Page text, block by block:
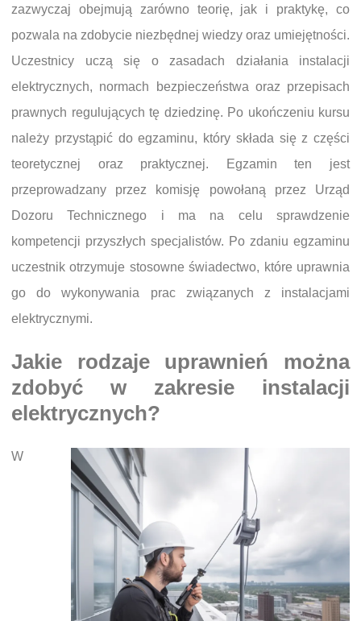
zazwyczaj obejmują zarówno teorię, jak i praktykę, co
pozwala na zdobycie niezbędnej wiedzy oraz umiejętności.
Uczestnicy uczą się o zasadach działania instalacji
elektrycznych, normach bezpieczeństwa oraz przepisach
prawnych regulujących tę dziedzinę. Po ukończeniu kursu
należy przystąpić do egzaminu, który składa się z części
teoretycznej oraz praktycznej. Egzamin ten jest
przeprowadzany przez komisję powołaną przez Urząd
Dozoru Technicznego i ma na celu sprawdzenie
kompetencji przyszłych specjalistów. Po zdaniu egzaminu
uczestnik otrzymuje stosowne świadectwo, które uprawnia
go do wykonywania prac związanych z instalacjami
elektrycznymi.
Jakie rodzaje uprawnień można
zdobyć w zakresie instalacji
elektrycznych?
W